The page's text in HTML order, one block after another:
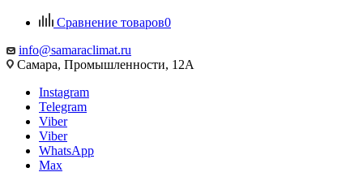
Сравнение товаров0
info@samaraclimat.ru
Самара, Промышленности, 12А
Instagram
Telegram
Viber
Viber
WhatsApp
Max